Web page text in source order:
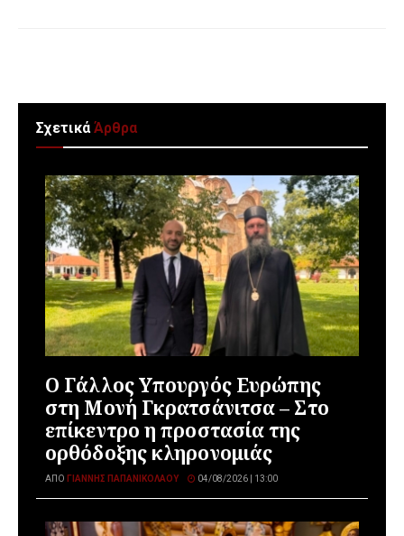
ΣχετικάΆρθρα
Ο Γάλλος Υπουργός Ευρώπης
στη Μονή Γκρατσάνιτσα – Στο
επίκεντρο η προστασία της
ορθόδοξης κληρονομιάς
ΑΠΌ ΓΙΆΝΝΗΣ ΠΑΠΑΝΙΚΟΛΆΟΥ 04/08/2026 | 13:00